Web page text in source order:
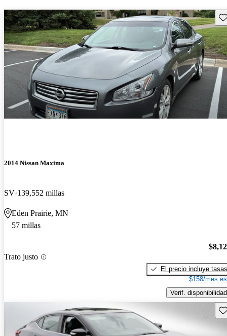
2014 Nissan Maxima
SV 139,552 millas
Eden Prairie, MN
57 millas
Trato justo
El precio incluye tasas
$158/mes
Verif. disponibilidad